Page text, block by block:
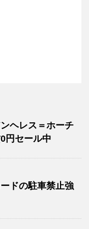
ヘレス＝ホーチ
円セール中
ドの駐車禁止強